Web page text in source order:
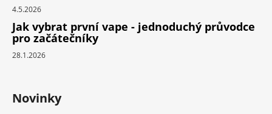
4.5.2026
Jak vybrat první vape - jednoduchý průvodce
pro začátečníky
28.1.2026
Novinky